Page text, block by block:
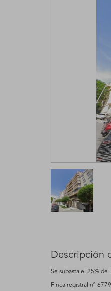
Descripción
Se subasta el 25%
Finca registral nº